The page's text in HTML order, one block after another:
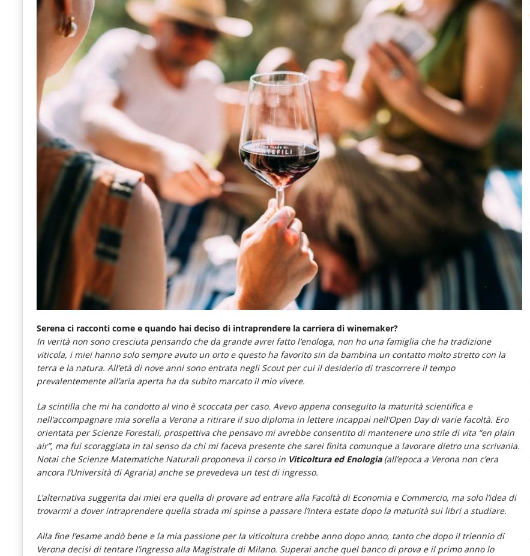
Serena ci racconti come e quando hai deciso di intraprendere la carriera di winemaker?
In verità non sono cresciuta pensando che da grande avrei fatto l’enologa, non ho una famiglia che ha tradizione
viticola, i miei hanno solo sempre avuto un orto e questo ha favorito sin da bambina un contatto molto stretto con la
terra e la natura. All’età di nove anni sono entrata negli Scout per cui il desiderio di trascorrere il tempo
prevalentemente all’aria aperta ha da subito marcato il mio vivere.
La scintilla che mi ha condotto al vino è scoccata per caso. Avevo appena conseguito la maturità scientifica e
nell’accompagnare mia sorella a Verona a ritirare il suo diploma in lettere incappai nell’Open Day di varie facoltà. Ero
orientata per Scienze Forestali, prospettiva che pensavo mi avrebbe consentito di mantenere uno stile di vita “en plain
air”, ma fui scoraggiata in tal senso da chi mi faceva presente che sarei finita comunque a lavorare dietro una scrivania.
Notai che Scienze Matematiche Naturali proponeva il corso in Viticoltura ed Enologia(all’epoca a Verona non c’era
ancora l’Università di Agraria) anche se prevedeva un test di ingresso.
L’alternativa suggerita dai miei era quella di provare ad entrare alla Facoltà di Economia e Commercio, ma solo l’idea di
trovarmi a dover intraprendere quella strada mi spinse a passare l’intera estate dopo la maturità sui libri a studiare.
Alla fine l’esame andò bene e la mia passione per la viticoltura crebbe anno dopo anno, tanto che dopo il triennio di
Verona decisi di tentare l’ingresso alla Magistrale di Milano. Superai anche quel banco di prova e il primo anno lo